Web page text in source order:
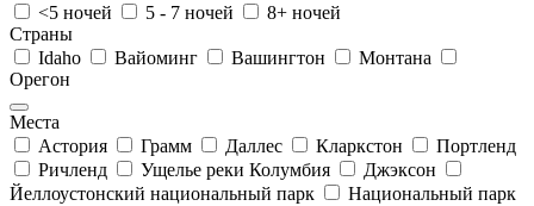
<5 ночей
5 - 7 ночей
8+ ночей
Страны
Idaho
Вайоминг Вашингтон
Монтана
Орегон
Места
Астория
Грамм Даллес Кларкстон
Портленд
Ричленд
Ущелье реки Колумбия
Джэксон
Йеллоустонский национальный парк
Национальный парк